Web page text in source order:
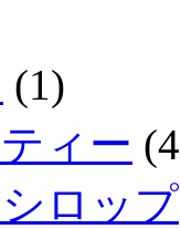
(1)
ィー
ロップ